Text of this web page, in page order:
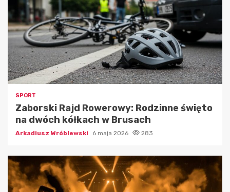
SPORT
Zaborski Rajd Rowerowy: Rodzinne święto
na dwóch kółkach w Brusach
Arkadiusz Wróblewski 6 maja 2026 283